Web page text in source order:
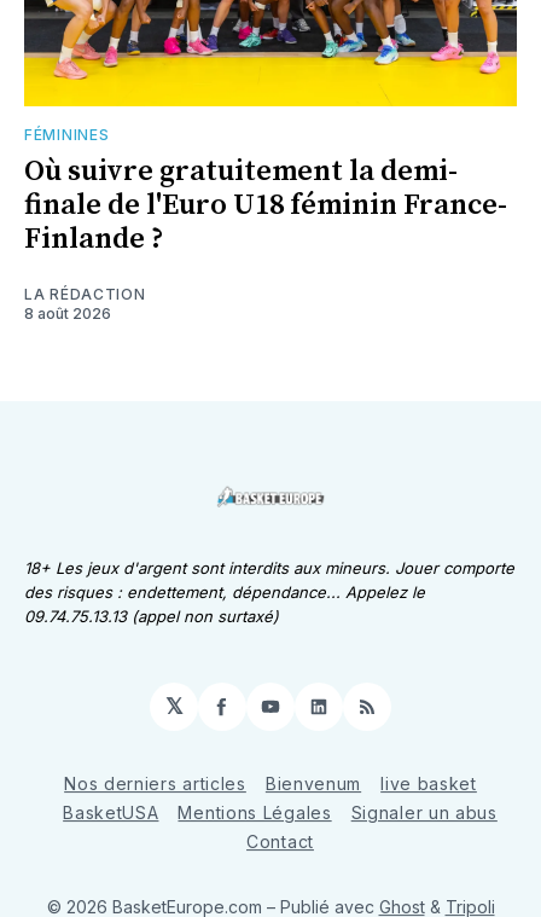
FÉMININES
Où suivre gratuitement la demi-
finale de l'Euro U18 féminin France-
Finlande ?
LA RÉDACTION
8 août 2026
18+ Les jeux d'argent sont interdits aux mineurs. Jouer comporte
des risques : endettement, dépendance... Appelez le
09.74.75.13.13 (appel non surtaxé)
𝕏 Facebook
YouTube
LinkedIn
RSS
Nos derniers articles Bienvenum
live basket
BasketUSA
Mentions Légales
Signaler un abus
Contact
© 2026 BasketEurope.com – Publié avec Ghost& Tripoli